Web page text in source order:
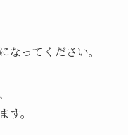
なってください。
。